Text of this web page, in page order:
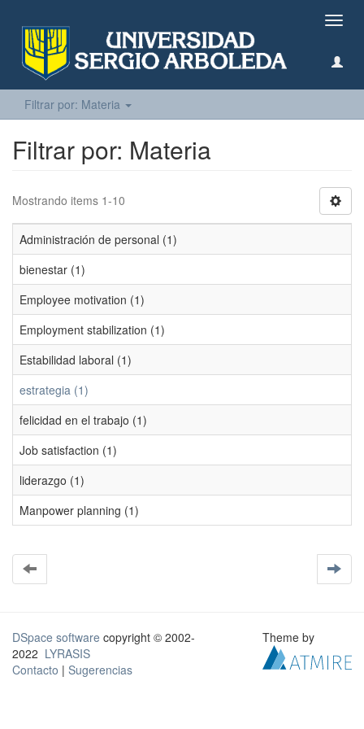
Filtrar por: Materia
Filtrar por: Materia
Mostrando items 1-10
Administración de personal (1)
bienestar (1)
Employee motivation (1)
Employment stabilization (1)
Estabilidad laboral (1)
estrategia (1)
felicidad en el trabajo (1)
Job satisfaction (1)
liderazgo (1)
Manpower planning (1)
DSpace software copyright © 2002-
2022 LYRASIS
Contacto | Sugerencias
Theme by